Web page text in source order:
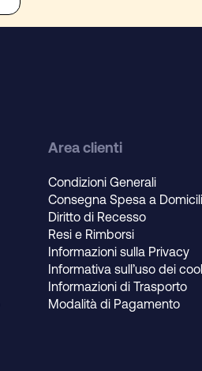
Area clienti
Condizioni Generali
Consegna Spesa a
Diritto di Recesso
Resi e Rimborsi
Informazioni sulla Privacy
Informativa sull’uso dei
Informazioni di Trasporto
Modalità di Pagamento